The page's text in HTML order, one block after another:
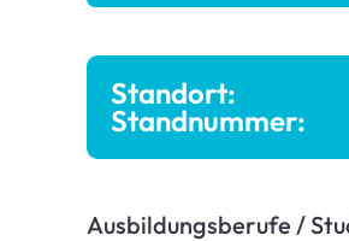
Standort:
Standnummer:
Ausbildungsberufe /